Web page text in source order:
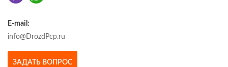
E-mail:
info@DrozdPcp.ru
ЗАДАТЬ ВОПРОС